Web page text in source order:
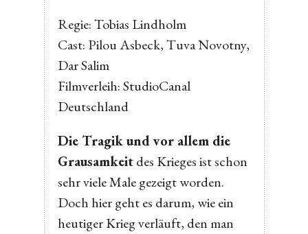
Regie: Tobias Lindholm
Cast: Pilou Asbeck, Tuva Novotny,
Dar Salim
Filmverleih: StudioCanal
Deutschland
Die Tragik und vor allem die
Grausamkeitdes Krieges ist schon
sehr viele Male gezeigt worden.
Doch hier geht es darum, wie ein
heutiger Krieg verläuft, den man